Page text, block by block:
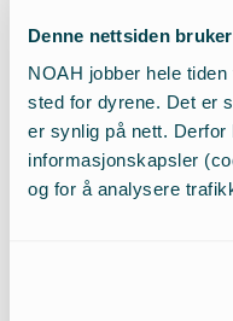
Denne nettsiden
NOAH jobber hele
sted for dyrene. Det er
er synlig på nett. Derfor
informasjonskapsler
og for å analysere
kjenner om de hadde
dere skal spørre om de
dyrene for å smykke seg
sette tanker og hjerter i
få et par øyne til å åpne